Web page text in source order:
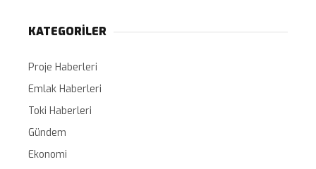
KATEGORİLER
Proje Haberleri
Emlak Haberleri
Toki Haberleri
Gündem
Ekonomi